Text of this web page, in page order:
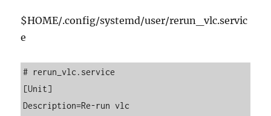
$HOME/.config/systemd/user/rerun_vlc.servic
e
# rerun_vlc.service
[Unit]
Description=Re-run vlc